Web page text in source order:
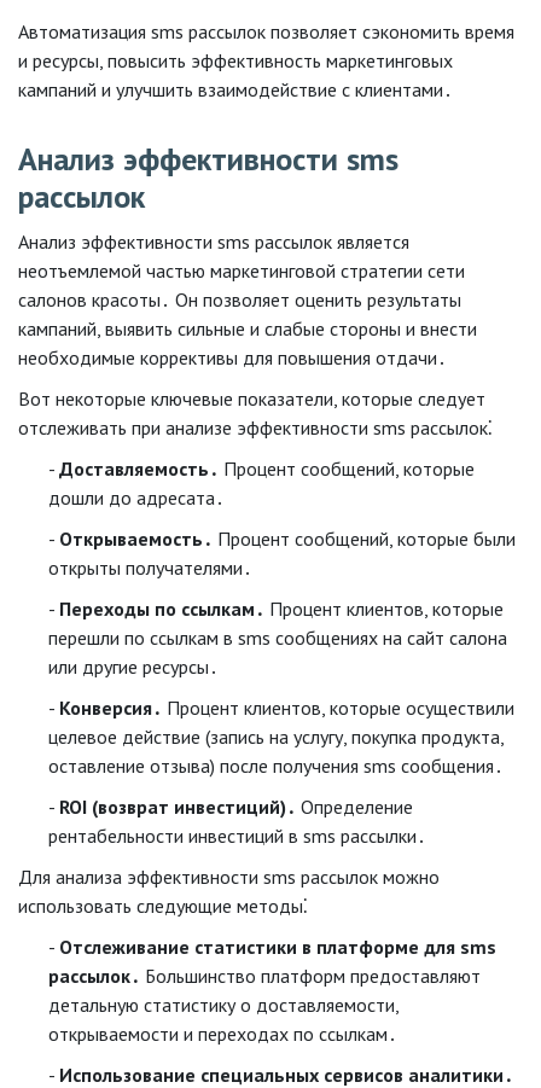
Автоматизация sms рассылок позволяет сэкономить время
и ресурсы, повысить эффективность маркетинговых
кампаний и улучшить взаимодействие с клиентами․
Анализ эффективности sms
рассылок
Анализ эффективности sms рассылок является
неотъемлемой частью маркетинговой стратегии сети
салонов красоты․ Он позволяет оценить результаты
кампаний, выявить сильные и слабые стороны и внести
необходимые коррективы для повышения отдачи․
Вот некоторые ключевые показатели, которые следует
отслеживать при анализе эффективности sms рассылок⁚
Доставляемость․ Процент сообщений, которые
дошли до адресата․
Открываемость․ Процент сообщений, которые были
открыты получателями․
Переходы по ссылкам․ Процент клиентов, которые
перешли по ссылкам в sms сообщениях на сайт салона
или другие ресурсы․
Конверсия․ Процент клиентов, которые осуществили
целевое действие (запись на услугу, покупка продукта,
оставление отзыва) после получения sms сообщения․
ROI (возврат инвестиций)․ Определение
рентабельности инвестиций в sms рассылки․
Для анализа эффективности sms рассылок можно
использовать следующие методы⁚
Отслеживание статистики в платформе для sms
рассылок․ Большинство платформ предоставляют
детальную статистику о доставляемости,
открываемости и переходах по ссылкам․
Использование специальных сервисов аналитики․